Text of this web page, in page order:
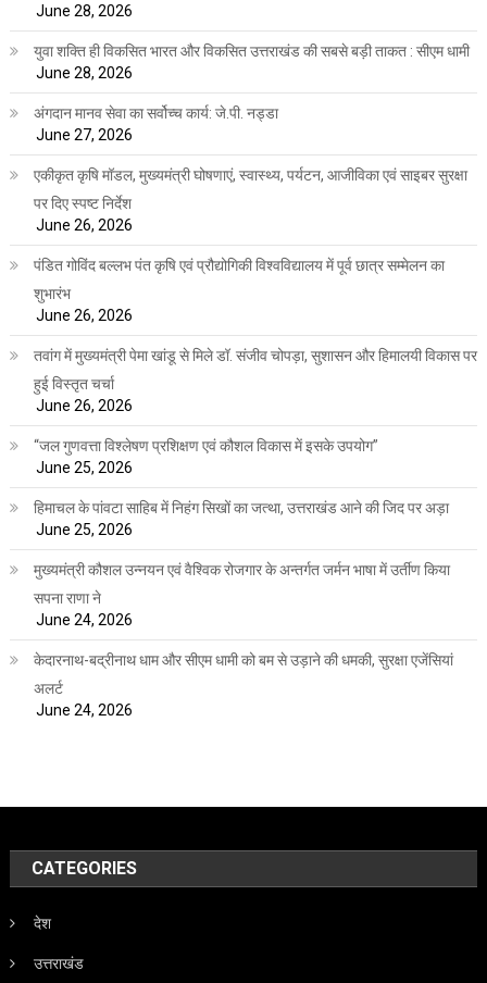
June 28, 2026
युवा शक्ति ही विकसित भारत और विकसित उत्तराखंड की सबसे बड़ी ताकत : सीएम धामी
June 28, 2026
अंगदान मानव सेवा का सर्वोच्च कार्य: जे.पी. नड्डा
June 27, 2026
एकीकृत कृषि मॉडल, मुख्यमंत्री घोषणाएं, स्वास्थ्य, पर्यटन, आजीविका एवं साइबर सुरक्षा
पर दिए स्पष्ट निर्देश
June 26, 2026
पंडित गोविंद बल्लभ पंत कृषि एवं प्रौद्योगिकी विश्वविद्यालय में पूर्व छात्र सम्मेलन का
शुभारंभ
June 26, 2026
तवांग में मुख्यमंत्री पेमा खांडू से मिले डॉ. संजीव चोपड़ा, सुशासन और हिमालयी विकास पर
हुई विस्तृत चर्चा
June 26, 2026
“जल गुणवत्ता विश्लेषण प्रशिक्षण एवं कौशल विकास में इसके उपयोग”
June 25, 2026
हिमाचल के पांवटा साहिब में निहंग सिखों का जत्था, उत्तराखंड आने की जिद पर अड़ा
June 25, 2026
मुख्यमंत्री कौशल उन्नयन एवं वैश्विक रोजगार के अन्तर्गत जर्मन भाषा में उर्तीण किया
सपना राणा ने
June 24, 2026
केदारनाथ-बद्रीनाथ धाम और सीएम धामी को बम से उड़ाने की धमकी, सुरक्षा एजेंसियां
अलर्ट
June 24, 2026
CATEGORIES
देश
उत्तराखंड